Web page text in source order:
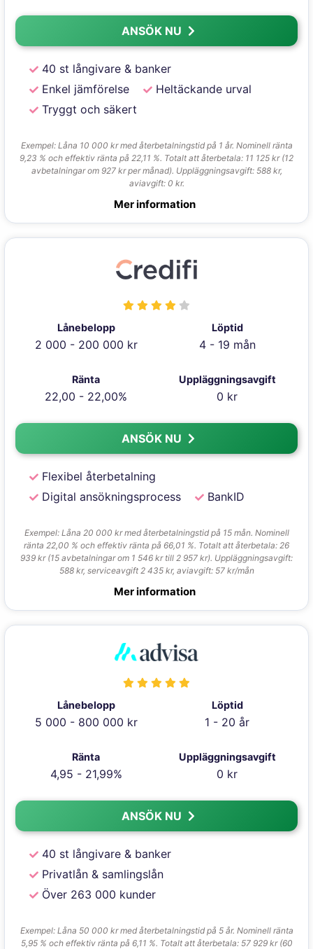
ANSÖK NU
40 st långivare & banker
Enkel jämförelse
Heltäckande urval
Tryggt och säkert
Exempel: Låna 10 000 kr med återbetalningstid på 1 år. Nominell ränta
9,23 % och effektiv ränta på 22,11 %. Totalt att återbetala: 11 125 kr (12
avbetalningar om 927 kr per månad). Uppläggningsavgift: 588 kr,
aviavgift: 0 kr.
Mer information
Lånebelopp
2 000 - 200 000 kr
Löptid
4 - 19 mån
Ränta
22,00 - 22,00%
Uppläggningsavgift
0 kr
ANSÖK NU
Flexibel återbetalning
Digital ansökningsprocess
BankID
Exempel: Låna 20 000 kr med återbetalningstid på 15 mån. Nominell
ränta 22,00 % och effektiv ränta på 66,01 %. Totalt att återbetala: 26
939 kr (15 avbetalningar om 1 546 kr till 2 957 kr). Uppläggningsavgift:
588 kr, serviceavgift 2 435 kr, aviavgift: 57 kr/mån
Mer information
Lånebelopp
5 000 - 800 000 kr
Löptid
1 - 20 år
Ränta
4,95 - 21,99%
Uppläggningsavgift
0 kr
ANSÖK NU
40 st långivare & banker
Privatlån & samlingslån
Över 263 000 kunder
Exempel: Låna 50 000 kr med återbetalningstid på 5 år. Nominell ränta
5,95 % och effektiv ränta på 6,11 %. Totalt att återbetala: 57 929 kr (60